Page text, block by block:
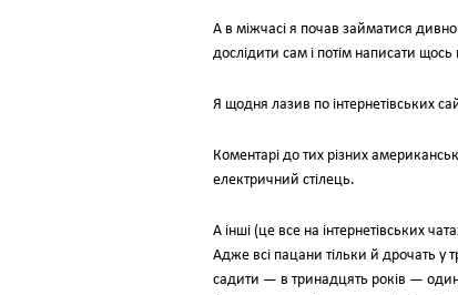
А в міжчасі я почав займатися
дослідити сам і потім написати
Я щодня лазив по інтернетівських
Коментарі до тих різних
електричний стілець.
А інші (це все на інтернетівських
Адже всі пацани тільки й дрочать у
садити — в тринадцять років —